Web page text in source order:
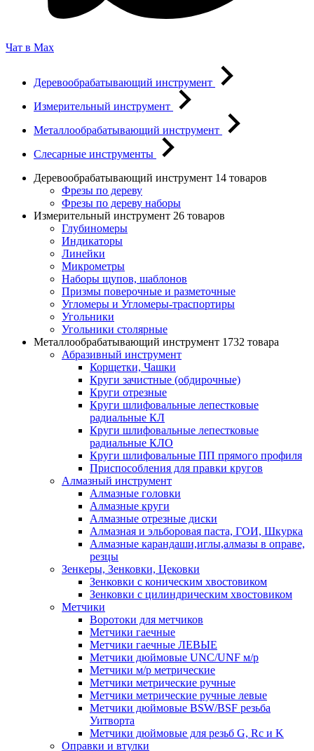
Чат в Max
Деревообрабатывающий инструмент
Измерительный инструмент
Металлообрабатывающий инструмент
Слесарные инструменты
Деревообрабатывающий инструмент 14 товаров
Фрезы по дереву
Фрезы по дереву наборы
Измерительный инструмент 26 товаров
Глубиномеры
Индикаторы
Линейки
Микрометры
Наборы щупов, шаблонов
Призмы поверочные и разметочные
Угломеры и Угломеры-траспортиры
Угольники
Угольники столярные
Металлообрабатывающий инструмент 1732 товара
Абразивный инструмент
Корщетки, Чашки
Круги зачистные (обдирочные)
Круги отрезные
Круги шлифовальные лепестковые
радиальные КЛ
Круги шлифовальные лепестковые
радиальные КЛО
Круги шлифовальные ПП прямого профиля
Приспособления для правки кругов
Алмазный инструмент
Алмазные головки
Алмазные круги
Алмазные отрезные диски
Алмазная и эльборовая паста, ГОИ, Шкурка
Алмазные карандаши,иглы,алмазы в оправе,
резцы
Зенкеры, Зенковки, Цековки
Зенковки с коническим хвостовиком
Зенковки с цилиндрическим хвостовиком
Метчики
Воротоки для метчиков
Метчики гаечные
Метчики гаечные ЛЕВЫЕ
Метчики дюймовые UNC/UNF м/р
Метчики м/р метрические
Метчики метрические ручные
Метчики метрические ручные левые
Метчики дюймовые BSW/BSF резьба
Уитворта
Метчики дюймовые для резьб G, Rc и K
Оправки и втулки